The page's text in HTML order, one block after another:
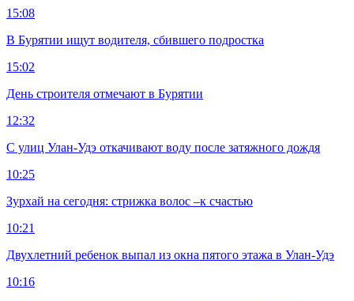
15:08
В Бурятии ищут водителя, сбившего подростка
15:02
День строителя отмечают в Бурятии
12:32
С улиц Улан-Удэ откачивают воду после затяжного дождя
10:25
Зурхай на сегодня: стрижка волос –к счастью
10:21
Двухлетний ребенок выпал из окна пятого этажа в Улан-Удэ
10:16